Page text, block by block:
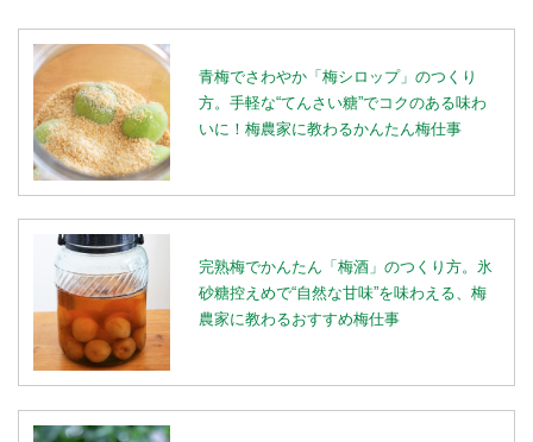
青梅でさわやか「梅シロップ」のつくり
方。手軽な“てんさい糖”でコクのある味わ
いに！梅農家に教わるかんたん梅仕事
完熟梅でかんたん「梅酒」のつくり方。氷
砂糖控えめで“自然な甘味”を味わえる、梅
農家に教わるおすすめ梅仕事